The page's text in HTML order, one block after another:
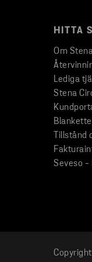
HITTA
Om
Lediga
Stena
Tillstånd
Seveso -